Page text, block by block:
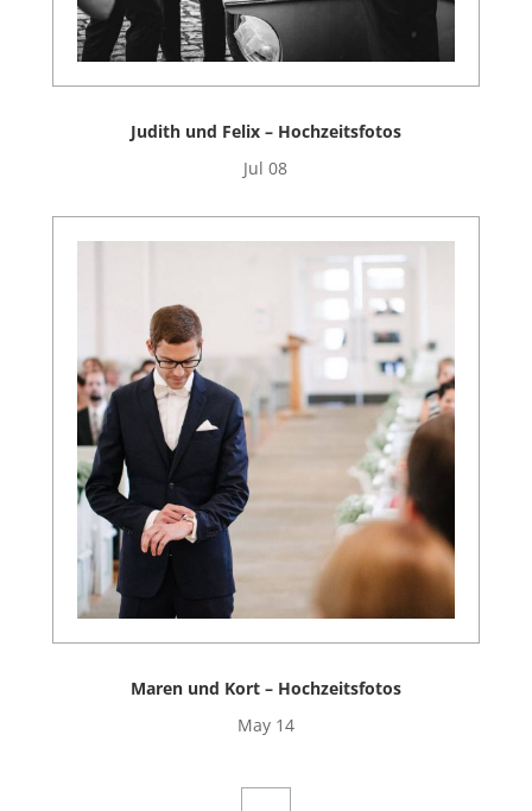
Judith und Felix – Hochzeitsfotos
Jul 08
Maren und Kort – Hochzeitsfotos
May 14